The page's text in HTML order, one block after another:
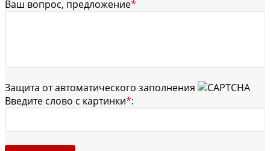
Ваш вопрос, предложение*
Защита от автоматического заполнения
Введите слово с картинки*: